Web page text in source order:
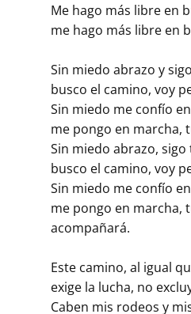
Me hago más libre en
me hago más libre en
Sin miedo abrazo y
busco el camino, voy
Sin miedo me confío
me pongo en marcha,
Sin miedo abrazo, sigo
busco el camino, voy
Sin miedo me confío
me pongo en marcha,
acompañará.
Este camino, al igual
exige la lucha, no
Caben mis rodeos y